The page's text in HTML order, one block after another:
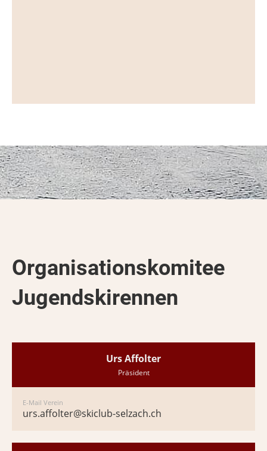
Organisationskomitee
Jugendskirennen
Urs Affolter
Präsident
E-Mail Verein
urs.affolter@skiclub-selzach.ch